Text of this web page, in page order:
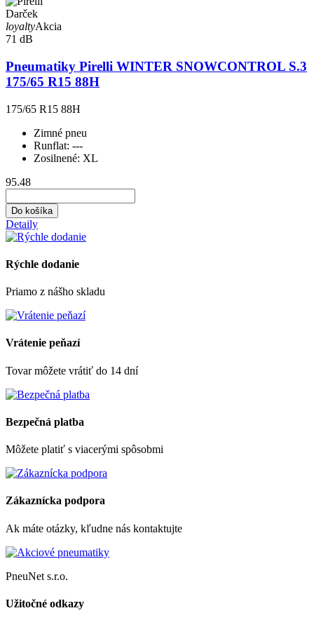
Darček
loyaltyAkcia
71 dB
Pneumatiky Pirelli WINTER SNOWCONTROL S.3
175/65 R15 88H
175/65 R15 88H
Zimné pneu
Runflat: ---
Zosilnené: XL
95.48
Do košíka
Detaily
Rýchle dodanie
Priamo z nášho skladu
Vrátenie peňazí
Tovar môžete vrátiť do 14 dní
Bezpečná platba
Môžete platiť s viacerými spôsobmi
Zákaznícka podpora
Ak máte otázky, kľudne nás kontaktujte
PneuNet s.r.o.
Užitočné odkazy